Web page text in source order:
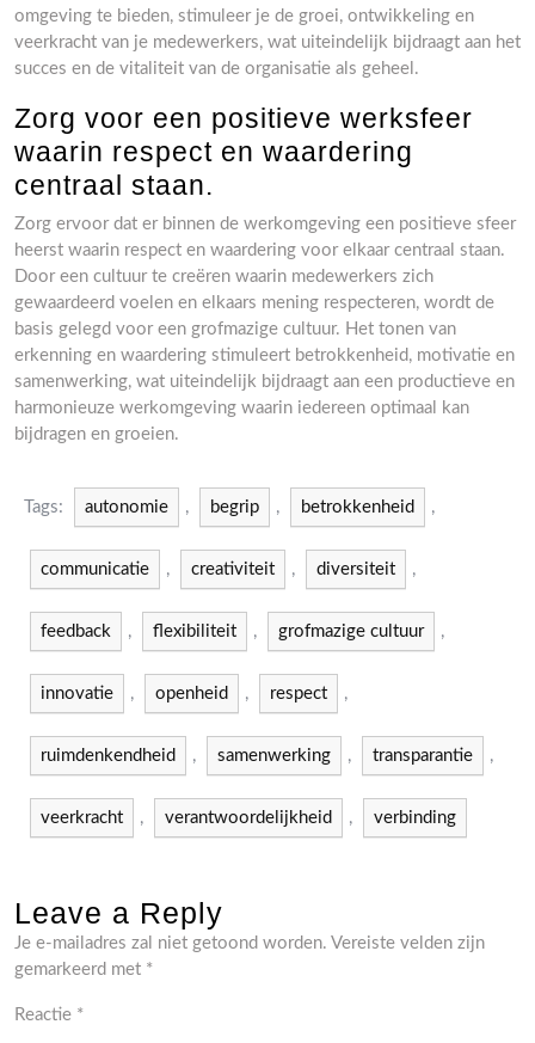
omgeving te bieden, stimuleer je de groei, ontwikkeling en
veerkracht van je medewerkers, wat uiteindelijk bijdraagt aan het
succes en de vitaliteit van de organisatie als geheel.
Zorg voor een positieve werksfeer
waarin respect en waardering
centraal staan.
Zorg ervoor dat er binnen de werkomgeving een positieve sfeer
heerst waarin respect en waardering voor elkaar centraal staan.
Door een cultuur te creëren waarin medewerkers zich
gewaardeerd voelen en elkaars mening respecteren, wordt de
basis gelegd voor een grofmazige cultuur. Het tonen van
erkenning en waardering stimuleert betrokkenheid, motivatie en
samenwerking, wat uiteindelijk bijdraagt aan een productieve en
harmonieuze werkomgeving waarin iedereen optimaal kan
bijdragen en groeien.
Tags: autonomie , begrip , betrokkenheid ,
communicatie , creativiteit , diversiteit ,
feedback , flexibiliteit , grofmazige cultuur ,
innovatie , openheid , respect ,
ruimdenkendheid , samenwerking , transparantie ,
veerkracht , verantwoordelijkheid , verbinding
Leave a Reply
Je e-mailadres zal niet getoond worden. Vereiste velden zijn
gemarkeerd met *
Reactie *